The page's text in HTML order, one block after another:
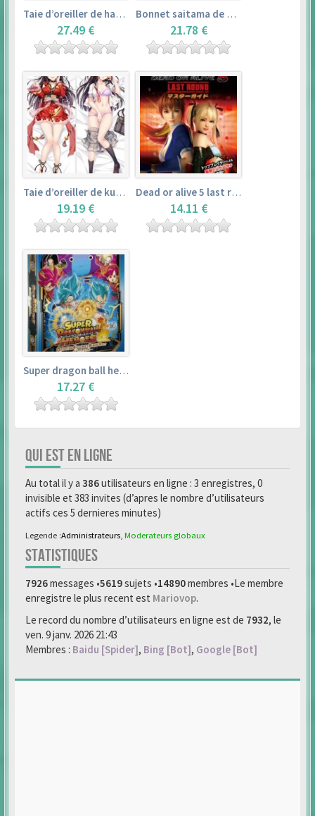
Taie d’oreiller de hatsune miku (150cm×50cm) – vocaloid
27.49 €
Bonnet saitama de one punch man
21.78 €
Taie d’oreiller de kurosawa dia (160x50cm) – love live! sunshine!!
19.19 €
Dead or alive 5 last round master guide
14.11 €
Super dragon ball heroes : official 4 pocket binder set
17.27 €
QUI EST EN LIGNE
Au total il y a 386utilisateurs en ligne : 3 enregistres, 0
invisible et 383 invites (d’apres le nombre d’utilisateurs
actifs ces 5 dernieres minutes)
Legende :Administrateurs Moderateurs globaux
STATISTIQUES
7926messages •5619sujets •14890membres •Le membre
enregistre le plus recent est Mariovop.
Le record du nombre d’utilisateurs en ligne est de 7932, le
ven. 9 janv. 2026 21:43
Membres : Baidu [Spider], Bing [Bot], Google [Bot]